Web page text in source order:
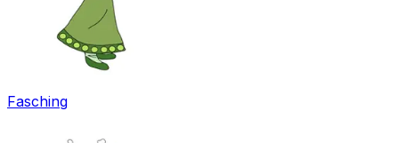
Fasching